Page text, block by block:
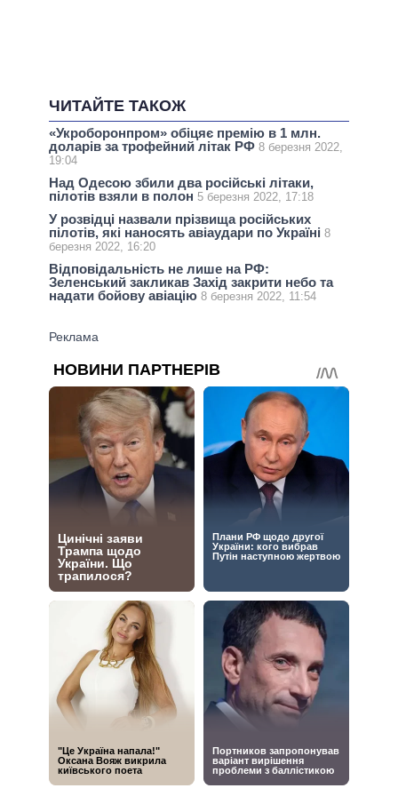
ЧИТАЙТЕ ТАКОЖ
«Укроборонпром» обіцяє премію в 1 млн.
доларів за трофейний літак РФ 8 березня 2022,
19:04
Над Одесою збили два російські літаки,
пілотів взяли в полон 5 березня 2022, 17:18
У розвідці назвали прізвища російських
пілотів, які наносять авіаудари по Україні 8
березня 2022, 16:20
Відповідальність не лише на РФ:
Зеленський закликав Захід закрити небо та
надати бойову авіацію 8 березня 2022, 11:54